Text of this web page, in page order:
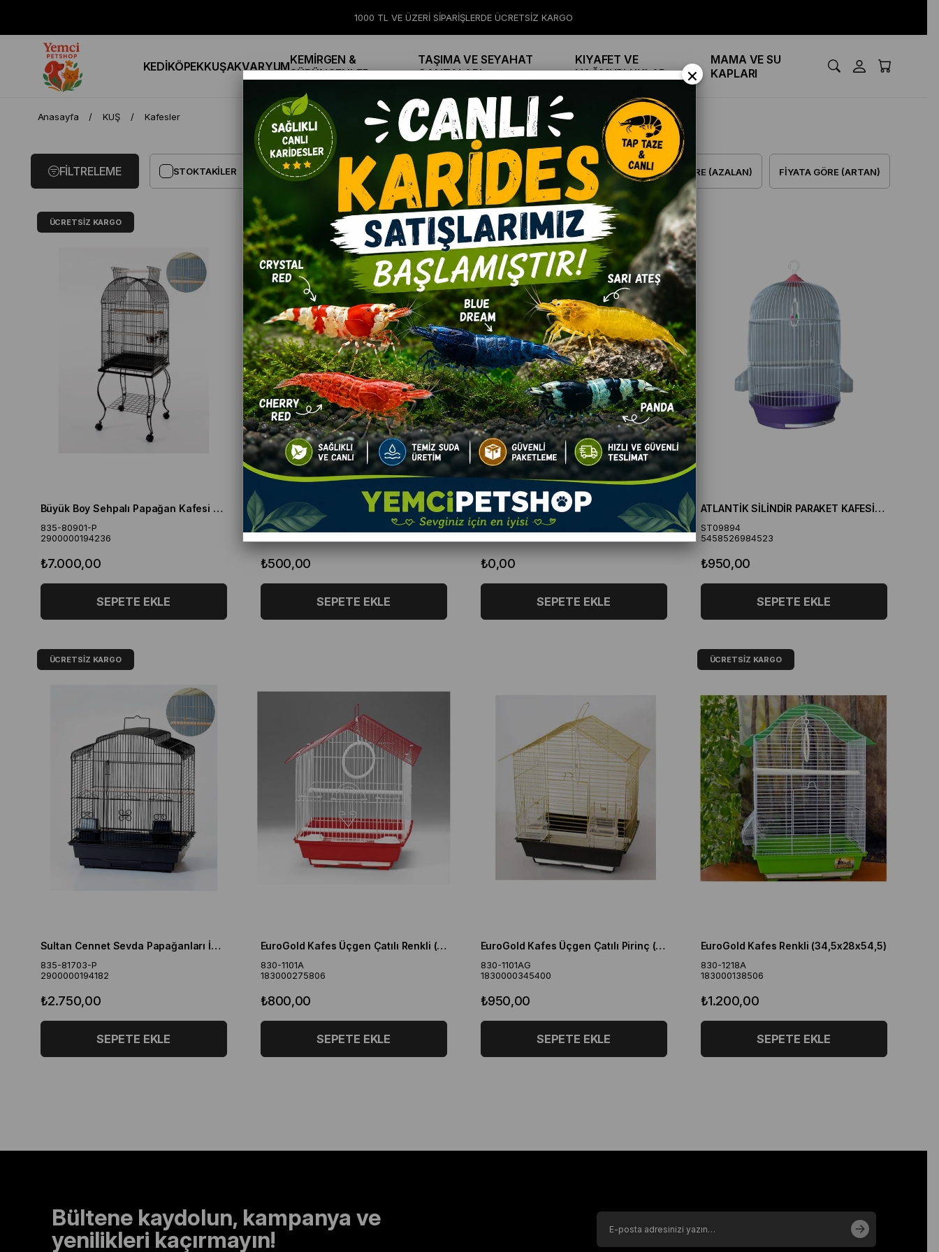
1000 TL VE ÜZERİ SİPARİŞLERDE ÜCRETSİZ KARGO
KEDİKÖPEKKUŞAKVARYUMKEMİRGEN &
SÜRÜNGENLER
TAŞIMA VE SEYAHAT
ÇANTALARI
KIYAFET VE
YAĞMURLUKLAR
MAMA VE SU
KAPLARI
Anasayfa KUŞ Kafesler
FIYATA GÖRE (ARTAN)
FIYATA GÖRE (AZALAN)
ÜRÜN ADINA GÖRE (A>Z)
ÜRÜN ADINA GÖRE (Z<A)
STOKTAKILER
FILTRELEME
Büyük Boy Sehpalı Papağan Kafesi 51*51*129 Cm
835-80901-P
2900000194236
₺7.000,00
SEPETE EKLE
ÜCRETSIZ KARGO
YEMCİETSHOP KUŞ TAŞIMA ÇANTASI
ST00862
₺500,00
SEPETE EKLE
200 SERİ ORTA BOY KAFES
ST00827
₺0,00
SEPETE EKLE
ATLANTİK SİLİNDİR PARAKET KAFESİ 34*58 CM
ST09894
5458526984523
₺950,00
SEPETE EKLE
Sultan Cennet Sevda Papağanları İçin Gold Kafes 46,5X36X56
835-81703-P
2900000194182
₺2.750,00
SEPETE EKLE
ÜCRETSIZ KARGO
EuroGold Kafes Üçgen Çatılı Renkli (30x23x39)
830-1101A
183000275806
₺800,00
SEPETE EKLE
EuroGold Kafes Üçgen Çatılı Pirinç (30x23x39)
830-1101AG
1830000345400
₺950,00
SEPETE EKLE
EuroGold Kafes Renkli (34,5x28x54,5)
830-1218A
183000138506
₺1.200,00
SEPETE EKLE
ÜCRETSIZ KARGO
Bültene kaydolun, kampanya ve
yenilikleri kaçırmayın!
×